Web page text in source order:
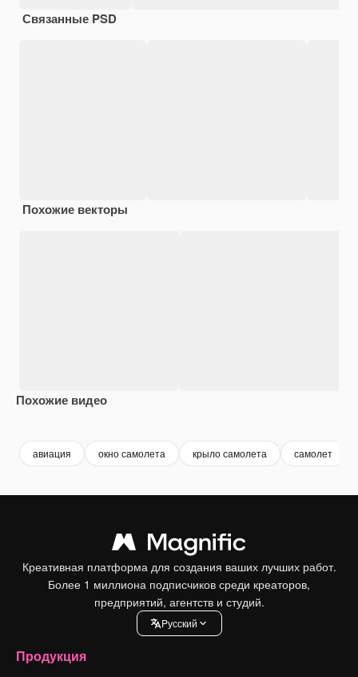
Связанные PSD
Похожие векторы
Похожие видео
авиация окно самолета крыло самолета самолет
Креативная платформа для создания ваших лучших работ.
Более 1 миллиона подписчиков среди креаторов,
предприятий, агентств и студий.
Pусский
Продукция